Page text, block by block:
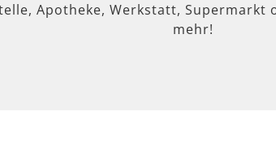
Apotheke, Werkstatt,
mehr!